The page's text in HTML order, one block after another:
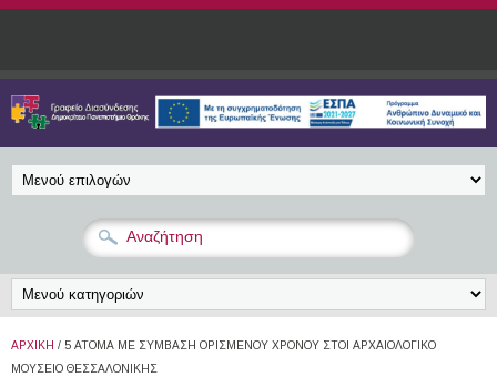
Παράκαμψη προς το κυρίως περιεχόμενο
ΑΡΧΙΚΉ / 5 ΆΤΟΜΑ ΜΕ ΣΎΜΒΑΣΗ ΟΡΙΣΜΈΝΟΥ ΧΡΌΝΟΥ ΣΤΟΙ ΑΡΧΑΙΟΛΟΓΙΚΌ
ΜΟΥΣΕΊΟ ΘΕΣΣΑΛΟΝΊΚΗΣ